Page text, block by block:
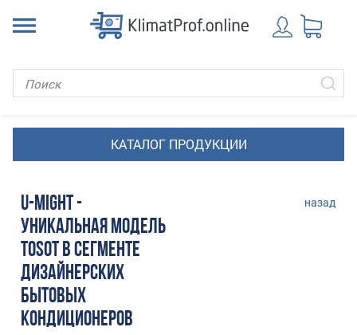
U-MIGHT -
УНИКАЛЬНАЯ МОДЕЛЬ
TOSOT В СЕГМЕНТЕ
ДИЗАЙНЕРСКИХ
БЫТОВЫХ
КОНДИЦИОНЕРОВ
назад